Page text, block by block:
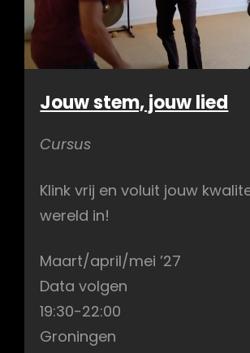
Jouw stem, jouw lied
Cursus
Klink vrij en voluit jouw
wereld in!
Maart/april/mei ’27
Data volgen
19:30-22:00
Groningen